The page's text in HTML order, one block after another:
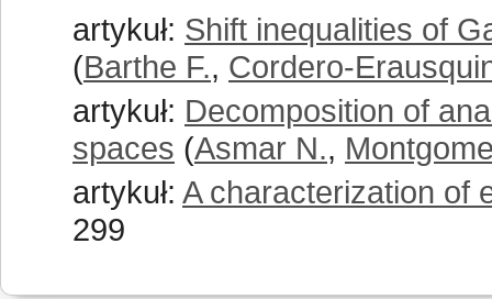
artykuł: Shift inequalities of
(Barthe F., Cordero-
artykuł: Decomposition of
spaces (Asmar N.,
artykuł: A characterization of
299